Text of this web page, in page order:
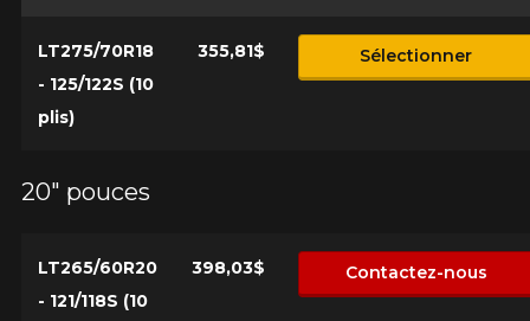
LT275/70R18
- 125/122S (10
plis)
355,81$ Sélectionner
20" pouces
LT265/60R20
- 121/118S (10
398,03$ Contactez-nous